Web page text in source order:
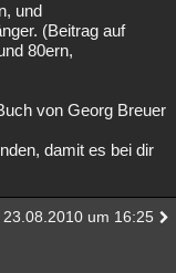
und
(Beitrag auf
80ern,
von Georg Breuer
damit es bei dir
23.08.2010 um 16:25